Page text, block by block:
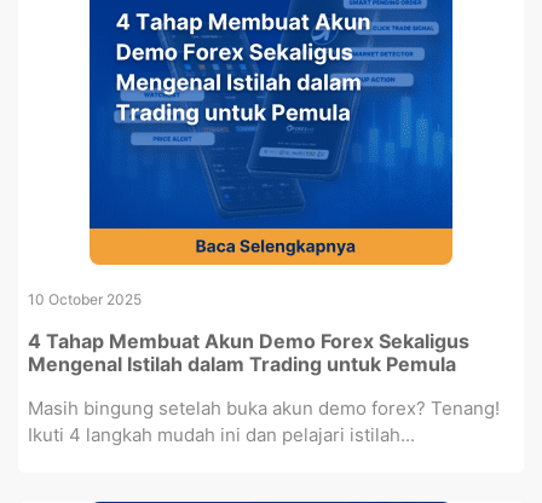
10 October 2025
4 Tahap Membuat Akun Demo Forex Sekaligus
Mengenal Istilah dalam Trading untuk Pemula
Masih bingung setelah buka akun demo forex? Tenang!
Ikuti 4 langkah mudah ini dan pelajari istilah...